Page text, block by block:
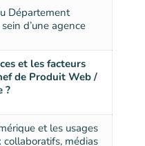
Département
d’une agence
et les facteurs
de Produit Web /
?
et les usages
médias